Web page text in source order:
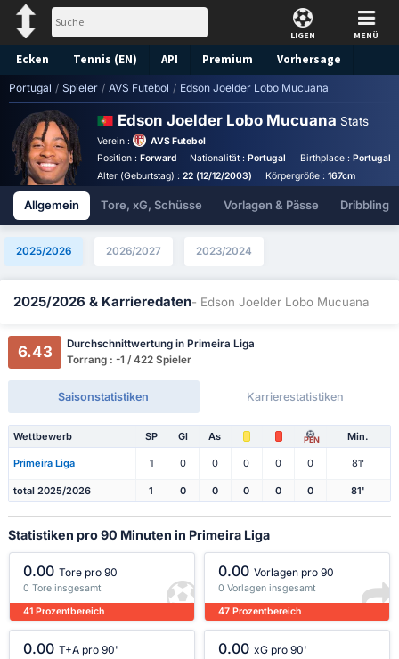
LIGEN MENÜ
Ecken Tennis (EN) API Premium Vorhersage
Portugal / Spieler / AVS Futebol / Edson Joelder Lobo Mucuana
Edson Joelder Lobo Mucuana Stats
Verein :
AVS Futebol
Position : Forward Nationalität :Portugal Birthplace : Portugal
Alter (Geburtstag) : 22 (12/12/2003) Körpergröße :167cm
Allgemein Tore, xG, Schüsse Vorlagen & Pässe Dribbling
2025/2026 2026/2027 2023/2024
2025/2026 & Karrieredaten- Edson Joelder Lobo Mucuana
6.43
Durchschnittwertung in Primeira Liga
Torrang : -1 / 422 Spieler
Saisonstatistiken Karrierestatistiken
Wettbewerb SP Gl As PEN Min.
Primeira Liga 1 0 0 0 0 0 81'
total 2025/2026 1 0 0 0 0 0 81'
Statistiken pro 90 Minuten in Primeira Liga
0.00 Tore pro 90
0 Tore insgesamt
41 Prozentbereich
0.00 Vorlagen pro 90
0 Vorlagen insgesamt
47 Prozentbereich
0.00 T+A pro 90' 0.00 xG pro 90'